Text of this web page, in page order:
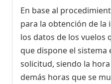
En base al
para la obtención de la
los datos de los vuelos
que dispone el sistema
solicitud, siendo la
demás horas que se